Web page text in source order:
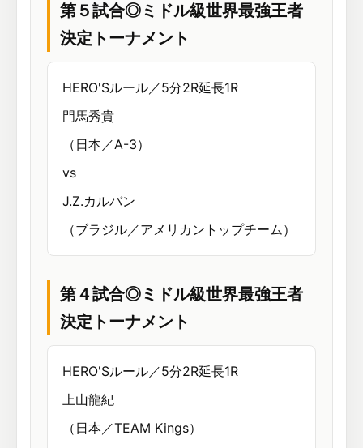
第５試合◎ミドル級世界最強王者
決定トーナメント
HERO'Sルール／5分2R延長1R
門馬秀貴
（日本／A-3）
vs
J.Z.カルバン
（ブラジル／アメリカントップチーム）
第４試合◎ミドル級世界最強王者
決定トーナメント
HERO'Sルール／5分2R延長1R
上山龍紀
（日本／TEAM Kings）